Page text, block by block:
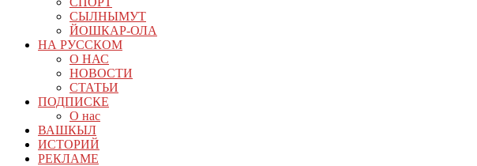
СЫЛНЫМУТ
ЙОШКАР-ОЛА
НА РУССКОМ
О НАС
НОВОСТИ
СТАТЬИ
ПОДПИСКЕ
О нас
ВАШКЫЛ
ИСТОРИЙ
РЕКЛАМЕ